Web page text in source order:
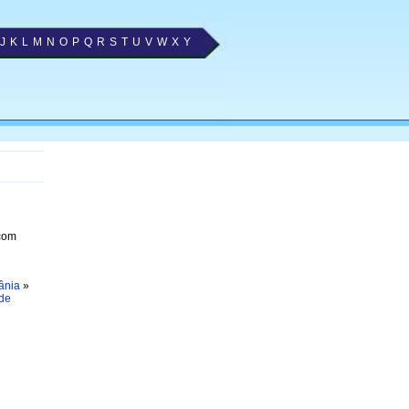
J K L M N O P Q R S T U V W X Y
»